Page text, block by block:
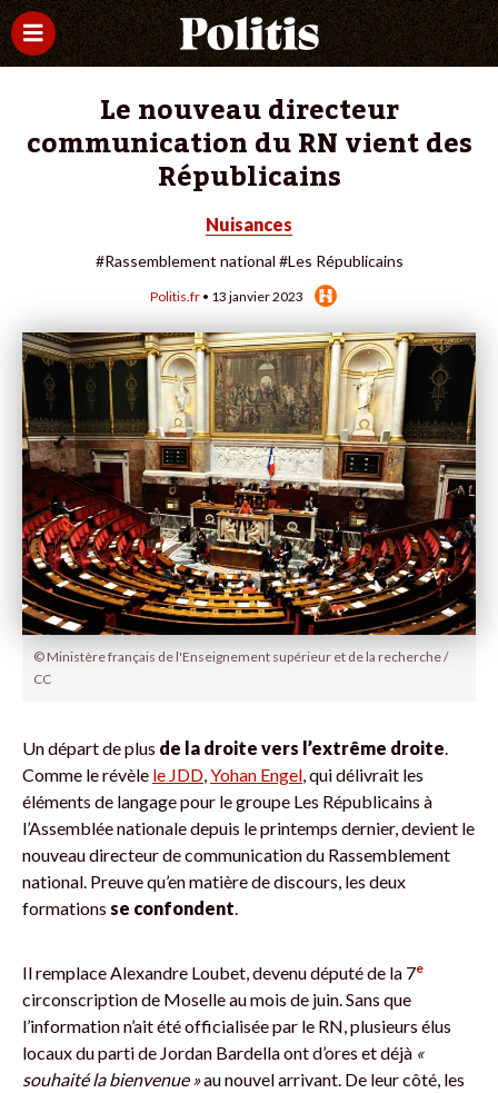
Le nouveau directeur
communication du RN vient des
Républicains
Nuisances
#Rassemblement national #Les Républicains
Politis.fr • 13 janvier 2023
© Ministère français de l'Enseignement supérieur et de la recherche /
CC
Un départ de plus de la droite vers l’extrême droite
Comme le révèle le JDD Yohan Engel , qui délivrait les
éléments de langage pour le groupe Les Républicains à
l’Assemblée nationale depuis le printemps dernier, devient le
nouveau directeur de communication du Rassemblement
national. Preuve qu’en matière de discours, les deux
formations se confondent
Il remplace Alexandre Loubet, devenu député de la 7e
circonscription de Moselle au mois de juin. Sans que
l’information n’ait été officialisée par le RN, plusieurs élus
locaux du parti de Jordan Bardella ont d’ores et déjà «
souhaité la bienvenue »au nouvel arrivant. De leur côté, les